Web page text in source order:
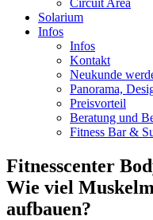
Circuit Area
Solarium
Infos
Infos
Kontakt
Neukunde
Panorama,
Preisvorteil
Beratung und
Fitness Bar &
Fitnesscenter
Wie viel
aufbauen?